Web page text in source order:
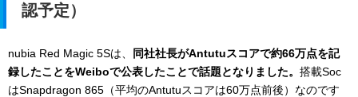
認予定）
nubia Red Magic 5Sは、 同社社長がAntutuスコアで約66万点を記
録したことをWeiboで公表したことで話題となりました。 搭載Soc
はSnapdragon 865（平均のAntutuスコアは60万点前後）なのです